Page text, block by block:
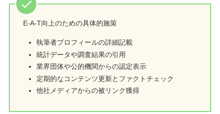
E-A-T向上のための具体的施策
執筆者プロフィールの詳細記載
統計データや調査結果の引用
業界団体や公的機関からの認定表示
定期的なコンテンツ更新とファクトチェック
他社メディアからの被リンク獲得